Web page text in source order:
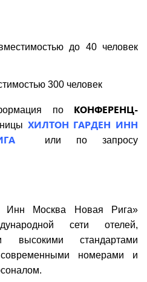
до 40 человек
300 человек
поКОНФЕРЕНЦ-
ХИЛТОН ГАРДЕН ИНН
или по запросу
Инн Москва Новая Рига»
сети отелей,
высокими стандартами
современными номерами и